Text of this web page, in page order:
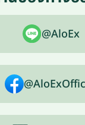
@AloEx